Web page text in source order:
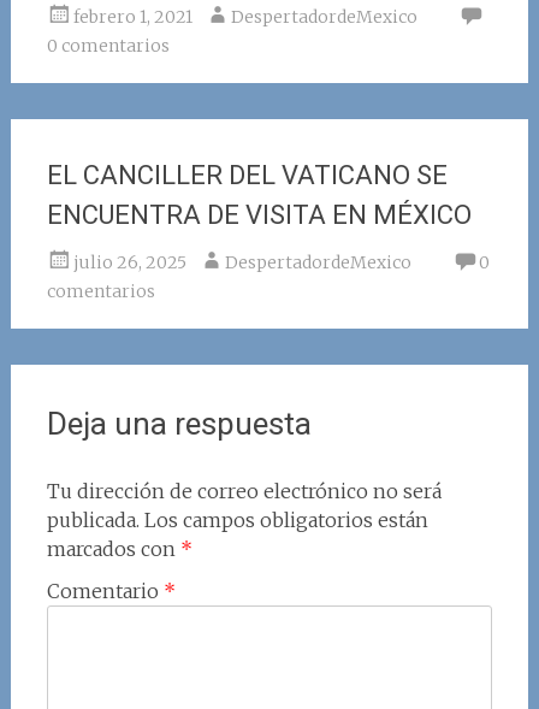
febrero 1, 2021
DespertadordeMexico
0 comentarios
EL CANCILLER DEL VATICANO SE
ENCUENTRA DE VISITA EN MÉXICO
julio 26, 2025 DespertadordeMexico
0
comentarios
Deja una respuesta
Tu dirección de correo electrónico no será
publicada. Los campos obligatorios están
marcados con *
Comentario *